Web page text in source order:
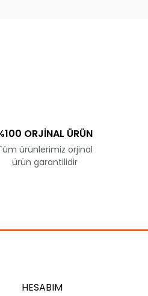
Gönder
ORJİNAL ÜRÜN
ürünlerimiz orjinal
ürün garantilidir
HESABIM